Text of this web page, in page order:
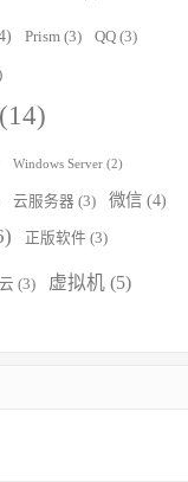
Prism (3) QQ (3)
(14)
Windows Server (2)
云服务器 (3) 微信 (4)
正版软件 (3)
(3) 虚拟机 (5)